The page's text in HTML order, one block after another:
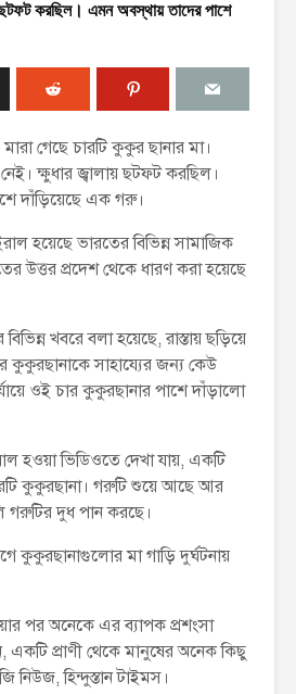
করছিল। এমন অবস্থায় তাদের পাশে
গেছে চারটি কুকুর ছানার মা।
ক্ষুধার জ্বালায় ছটফট করছিল।
দাঁড়িয়েছে এক গরু।
হয়েছে ভারতের বিভিন্ন সামাজিক
উত্তর প্রদেশ থেকে ধারণ করা হয়েছে
খবরে বলা হয়েছে, রাস্তায় ছড়িয়ে
কুকুরছানাকে সাহায্যের জন্য কেউ
ওই চার কুকুরছানার পাশে দাঁড়ালো
হওয়া ভিডিওতে দেখা যায়, একটি
কুকুরছানা। গরুটি শুয়ে আছে আর
দুধ পান করছে।
কুকুরছানাগুলোর মা গাড়ি দুর্ঘটনায়
পর অনেকে এর ব্যাপক প্রশংসা
প্রাণী থেকে মানুষের অনেক কিছু
নিউজ, হিন্দুস্তান টাইমস।